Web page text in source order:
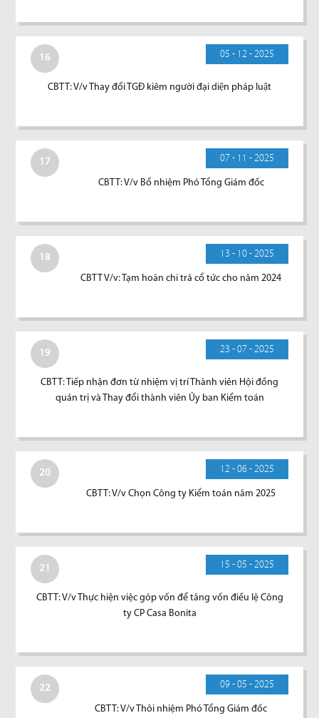
16 05 - 12 - 2025
CBTT: V/v Thay đổi TGĐ kiêm người đại diện pháp luật
17 07 - 11 - 2025
CBTT: V/v Bổ nhiệm Phó Tổng Giám đốc
18 13 - 10 - 2025
CBTT V/v: Tạm hoãn chi trả cổ tức cho năm 2024
19 23 - 07 - 2025
CBTT: Tiếp nhận đơn từ nhiệm vị trí Thành viên Hội đồng
quản trị và Thay đổi thành viên Ủy ban Kiểm toán
20 12 - 06 - 2025
CBTT: V/v Chọn Công ty Kiểm toán năm 2025
21 15 - 05 - 2025
CBTT: V/v Thực hiện việc góp vốn để tăng vốn điều lệ Công
ty CP Casa Bonita
22 09 - 05 - 2025
CBTT: V/v Thôi nhiệm Phó Tổng Giám đốc